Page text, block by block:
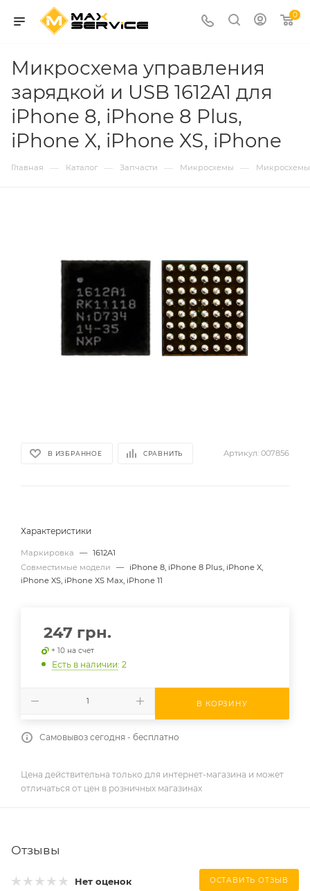
0
Микросхема управления
зарядкой и USB 1612A1 для
iPhone 8, iPhone 8 Plus,
iPhone X, iPhone XS, iPhone
Главная — Каталог — Запчасти — Микросхемы — Микросхемы
В ИЗБРАННОЕ СРАВНИТЬ Артикул: 007856
Характеристики
Маркировка — 1612A1
Совместимые модели
—
iPhone 8, iPhone 8 Plus, iPhone X,
iPhone XS, iPhone XS Max, iPhone 11
247 грн.
+ 10 на счет
Есть в наличии: 2
В КОРЗИНУ
Самовывоз сегодня - бесплатно
Цена действительна только для интернет-магазина и может
отличаться от цен в розничных магазинах
Отзывы
Нет оценок ОСТАВИТЬ ОТЗЫВ